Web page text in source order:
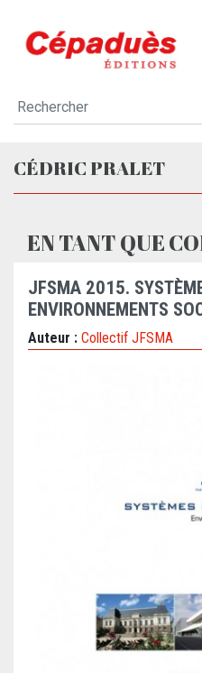
CÉDRIC PRALET
EN TANT QUE
JFSMA 2015.
ENVIRONNEMENTS
Auteur : Collectif JFSMA